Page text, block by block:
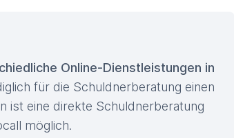
Online-Dienstleistungen in
für die Schuldnerberatung einen
ist eine direkte Schuldnerberatung
möglich.